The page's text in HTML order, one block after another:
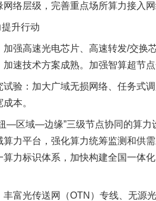
络层级，完善重点场所算力接入
升行动
高速光电芯片、高速转发/交换
速技术方案成熟。加强智算超节
：加大广域无损网络、任务式
本。
—区域—边缘”三级节点协同的算
力平台，强化算力统筹监测和供
力标识体系，加快构建全国一体
光传送网（OTN）专线、无源